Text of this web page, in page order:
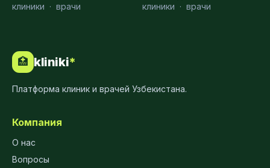
клиники · врачи
клиники · врачи
🏥 kliniki*
Платформа клиник и врачей Узбекистана.
Компания
О нас
Вопросы